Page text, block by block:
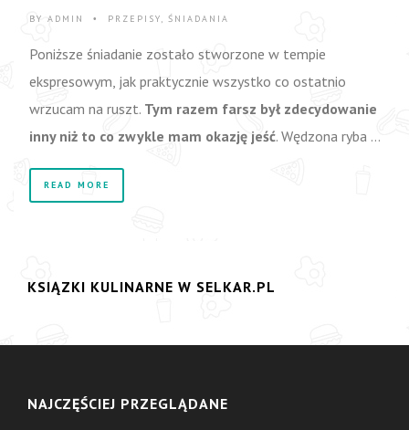
BY ADMIN • PRZEPISY, ŚNIADANIA
Poniższe śniadanie zostało stworzone w tempie
ekspresowym, jak praktycznie wszystko co ostatnio
wrzucam na ruszt. Tym razem farsz był zdecydowanie
inny niż to co zwykle mam okazję jeść. Wędzona ryba …
READ MORE
KSIĄZKI KULINARNE W SELKAR.PL
NAJCZĘŚCIEJ PRZEGLĄDANE